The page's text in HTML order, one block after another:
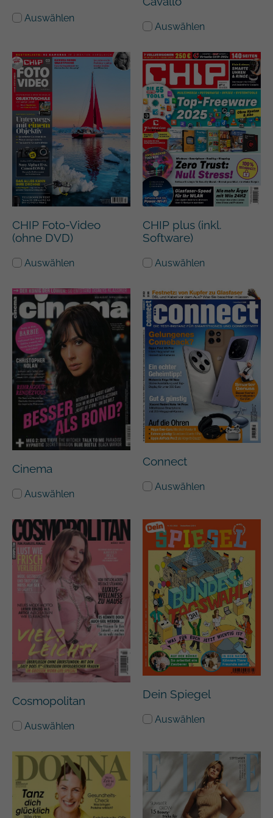
Auswählen
Auswählen
CHIP Foto-Video
(ohne DVD)
Auswählen
CHIP plus (inkl.
Software)
Auswählen
Cinema
Auswählen
Connect
Auswählen
Cosmopolitan
Auswählen
Dein Spiegel
Auswählen